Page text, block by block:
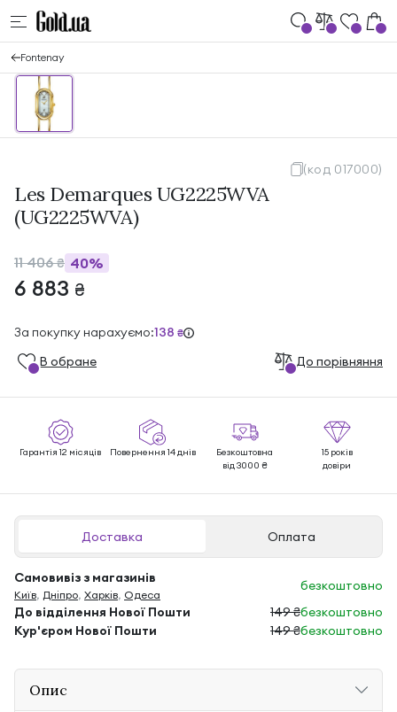
Fontenay
(код 017000)
Les Demarques UG2225WVA
(UG2225WVA)
11 406₴ 40%
6 883 ₴
За покупку нарахуємо:138 ₴
В обране До порівняння
Гарантія 12 місяців Повернення 14 днів
Безкоштовна
від 3000 ₴
15 років
довіри
Доставка Оплата
Самовивіз з магазинів
Київ, Дніпро, Харків, Одеса
безкоштовно
До відділення Нової Пошти
149 ₴безкоштовно
Кур'єром Нової Пошти
149 ₴безкоштовно
Опис